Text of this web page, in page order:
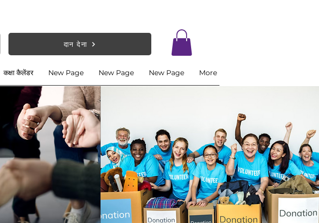
दान देना
कक्षा कैलेंडर New Page New Page New Page More